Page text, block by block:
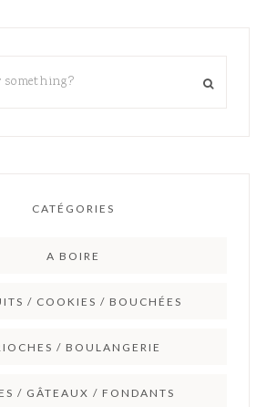
CATÉGORIES
A BOIRE
/ COOKIES / BOUCHÉES
/ BOULANGERIE
/ GÂTEAUX / FONDANTS